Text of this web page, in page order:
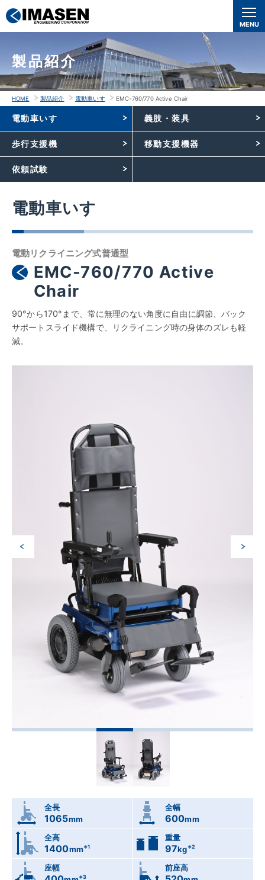
本
文
へ
MENU
製品紹介
HOME 製品紹介 電動車いす EMC-760/770 Active Chair
電動車いす 義肢・装具
歩行支援機 移動支援機器
依頼試験
電動車いす
電動リクライニング式普通型
EMC-760/770 Active
Chair
90°から170°まで、常に無理のない角度に自由に調節、バック
サポートスライド機構で、リクライニング時の身体のズレも軽
減。
全長
1065mm
全幅
600mm
全高
1400mm
重量
97kg
座幅
前座高